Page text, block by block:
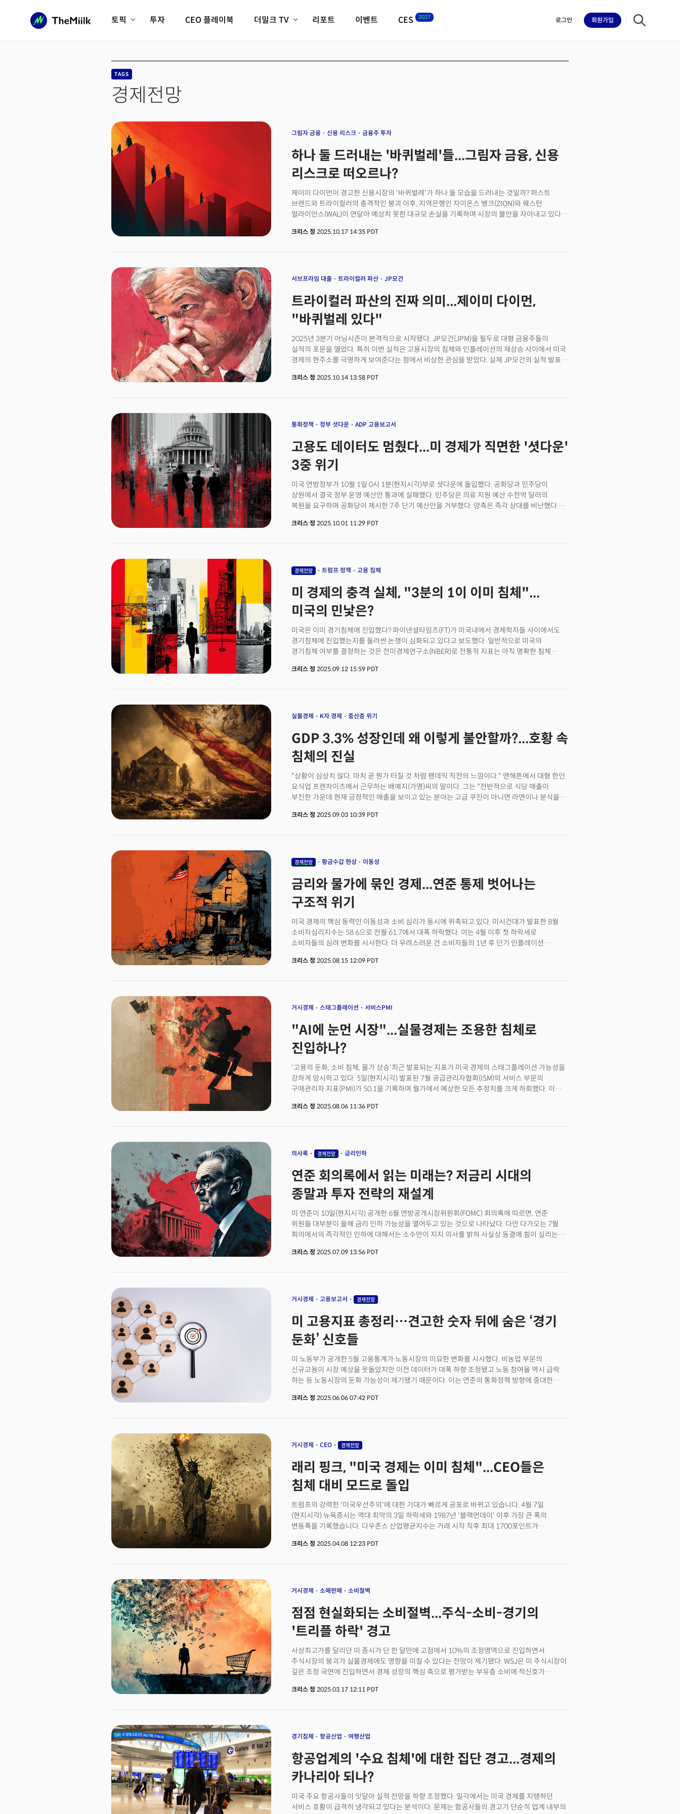
토픽
피지컬AI/로봇
AX비즈니스혁명
디지털자산
미래 교육/직업
전체 기사 보기
투자 CEO 플레이북 더밀크 TV
더밀크 아카데미
더웨이브/트렌드쇼
리포트 이벤트 CES 2027 로그인 회원가입
TAGS
경제전망
그림자 금융 신용 리스크 금융주 투자
하나 둘 드러내는 '바퀴벌레'들...그림자 금융, 신용
리스크로 떠오르나?
제이미 다이먼이 경고한 신용시장의 '바퀴벌레'가 하나 둘 모습을 드러내는 것일까? 퍼스트
브랜드와 트라이컬러의 충격적인 붕괴 이후, 지역은행인 자이온스 뱅크(ZION)와 웨스턴
얼라이언스(WAL)이 연달아 예상치 못한 대규모 손실을 기록하며 시장의 불안을 자아내고 있다.
못하는 것일까?"라는 의구심이 커지고 있다는 분석이다. 문제는 간단하지 않다. 미국 은행들의
취약점이 수면 아래에서 조용히 확대되고 있다.
크리스 정 2025.10.17 14:35 PDT
서브프라임 대출 트라이컬러 파산 JP모건
트라이컬러 파산의 진짜 의미...제이미 다이먼,
"바퀴벌레 있다"
2025년 3분기 어닝시즌이 본격적으로 시작됐다. JP모건(JPM)을 필두로 대형 금융주들이
실적의 포문을 열었다. 특히 이번 실적은 고용시장의 침체와 인플레이션의 재상승 사이에서 미국
경제의 현주소를 극명하게 보여준다는 점에서 비상한 관심을 받았다. 실제 JP모건의 실적 발표는
순이익은 144억 달러로 전년 대비 12% 증가했고, 주당순이익(EPS)은 5.07달러로 역시 시장
것들이 있다고 봐야 한다."며 모두가 경계해야 하는 상황임을 지적했다. 결국 강력한 실적에도
급락했다.다이먼이 말한 '바퀴벌레'는 서브프라임 자동차 대출업체 트라이컬러 홀딩스의
파산이었다. JP모건은 이 사건으로 1억7000만 달러의 손실을 떠안았다. 이는 3분기에 추가
적립한 8억1000만 달러 대손충당금 중 가장 큰 원인이었다. 결과적으로 충당금 규모는 시장
"특정 거시경제 변수의 업데이트"를 반영한 조치라고 설명했다.트라이컬러는 주로 히스패닉
커뮤니티를 대상으로 중고차 금융 서비스를 제공하던 핀테크 기반 대출 플랫폼이었다. 빠른
성장과 기술력을 내세우며 고성장을 이뤘지만 최근 수익성 악화와 연체율 급등, 유동성 고갈로
파산 보호를 신청했다. 차량 가격 상승과 보험료 및 이자 부담 증가, 실질 소득 정체가 맞물리면서
다른 사례들도 몇 개 더 봤다."고 밝히며 소비 신용 부문에 심각한 문제가 확대되고 있음을
크리스 정 2025.10.14 13:58 PDT
통화정책 정부 셧다운 ADP 고용보고서
고용도 데이터도 멈췄다...미 경제가 직면한 '셧다운'
3중 위기
미국 연방정부가 10월 1일 0시 1분(현지시각)부로 셧다운에 돌입했다. 공화당과 민주당이
상원에서 결국 정부 운영 예산안 통과에 실패했다. 민주당은 의료 지원 예산 수천억 달러의
복원을 요구하며 공화당이 제시한 7주 단기 예산안을 거부했다. 양측은 즉각 상대를 비난했다.
부통령은 "극좌 민주당 세력"을 셧다운의 원흉으로 지목했다. 반면 척 슈머 상원 민주당
하원 의원들은 다음 주까지 워싱턴 복귀 예정이 없어 협상 재개 시점도 불투명하다.이전의
있다는 점이다. 실제 트럼프 대통령은 화요일 "우리는 대규모 인력을 감축할 수 있다"고 직접
언급했고 행정관리예산국(OMB)은 각 부처에 "대통령 우선순위와 맞지 않고 별도 재원이 없는
직원 감원 계획"을 요청했다. 의회예산국(CBO)은 약 75만 명의 연방 공무원이 무급 휴직될
셧다운 중 대규모 해고는 불법이라고 주장하고 있지만 노동시장의 타격은 불가피할 것으로
관측된다.
크리스 정 2025.10.01 11:29 PDT
경제전망 트럼프 정책 고용 침체
미 경제의 충격 실체, "3분의 1이 이미 침체"...
미국의 민낯은?
미국은 이미 경기침체에 진입했다? 파이낸셜타임즈(FT)가 미국내에서 경제학자들 사이에서도
경기침체에 진입했는지를 둘러싼 논쟁이 심화되고 있다고 보도했다. 일반적으로 미국의
경기침체 여부를 결정하는 것은 전미경제연구소(NBER)로 전통적 지표는 아직 명확한 침체
확률을 제시한다는 분석이다. 무엇보다 미국 경제의 복잡성과 규모로 인해 침체라는 이분법적
수개월 이상 지속되는 경제활동의 상당한 감소"로 정의한다.올해 2분기 미국 GDP는 1분기 위축
확인하기 위해 활용하는 6개 핵심 지표 역시 5월 기준 대부분 전월 대비 위축세를 보였거나
위축에 근접했지만 아직 침체 선언 기준을 명확히 넘지는 않았다.그러나 캘리포니아대학
산타크루즈 캠퍼스의 파스칼 미샤야 경제학 교수는 NBER 접근법의 두 가지 핵심 결함을
가중치가 지나치게 낮다는 점이다. 둘째는 데이터 검증과 수정 과정을 거치면서 침체 선언이 실제
시작 시점보다 6개월에서 심하면 1년씩이나 늦어진다는 점이다.
크리스 정 2025.09.12 15:59 PDT
실물경제 K자 경제 중산층 위기
GDP 3.3% 성장인데 왜 이렇게 불안할까?...호황 속
침체의 진실
"상황이 심상치 않다. 마치 곧 뭔가 터질 것 처럼 팬데믹 직전의 느낌이다." 맨해튼에서 대형 한인
요식업 프랜차이즈에서 근무하는 배예지(가명)씨의 말이다. 그는 "전반적으로 식당 매출이
부진한 가운데 현재 긍정적인 매출을 보이고 있는 분야는 고급 쿠진이 아니면 라면이나 분식을
호황이지만 실제 체감은 정반대다. 2분기 GDP 성장률은 3.3%를 기록했고 S&P500은 2020년
작동하기 시작했다는 신호다.가장 큰 원인은 역시 고물가와 고금리로 소비자들이 지쳐가고
2021년부터 시작된 물가 상승은 미국인들에게 실질 임금의 삭감을 불러왔다. 지금은 2022년
이후 실질 임금이 5% 올랐지만 여전히 2020년 수준엔 못 미친다. 더 중요한 건 인플레이션이
경제 전반의 예측 가능성을 흔들었다는 점이다.과거엔 경기가 뜨거워져 인플레이션이 오면
내려왔는데도 경기침체는 오지 않았다. 이런 예외적 상황이 사람들을 더 불안하게 만들고 있다.
과연 이 불안한 금융시장과 명목 성장의 강세는 언제까지 이어질 수 있을까?
크리스 정 2025.09.03 10:39 PDT
경제전망 황금수갑 현상 이동성
금리와 물가에 묶인 경제...연준 통제 벗어나는
구조적 위기
미국 경제의 핵심 동력인 이동성과 소비 심리가 동시에 위축되고 있다. 미시건대가 발표한 8월
소비자심리지수는 58.6으로 전월 61.7에서 대폭 하락했다. 이는 4월 이후 첫 하락세로
소비자들의 심려 변화를 시사한다. 더 우려스러운 건 소비자들의 1년 후 단기 인플레이션
실업률 모두 향후 악화될 것으로 예상하고 있다"고 소비 심리 악화의 원인을 설명했다. 실제
최근까지 미국인의 이동률은 7.8%로 1948년 집계 시작 이후 최저치를 기록했다. 1950-60년대
분석에 따르면 주택시장의 경직성이 경제 전반의 움직임을 막고 있다는 주장이다. 2017년
뉴저지에서 3.6% 모기지로 집을 구입한 브랜든과 캐서린 리기 부부 사례가 이를 잘 보여준다.
당시엔 이들은 아들 하나뿐이어서 "5-7년 후 더 큰 집으로 이사할 계획"이었다.하지만 지금은 세
때문이다. 이런 '황금 수갑' 현상이 전국적으로 퍼지고 있다. 중위소득 가구의 주택구입 부담률이
수입의 39%까지 치솟으면서 거래 자체가 얼어붙었고 높은 금리와 주택가격은 이사 자체를
불가능하게 하고 있다.결국 필요한 사람이 적절한 집에 살지 못하는 미스매치가 심화되고 있다.
시카고 교외에 사는 밥 러파토 씨는 35년 전 자녀 둘과 함께 이사온 2400평방피트 집에 여전히
크리스 정 2025.08.15 12:09 PDT
거시경제 스태그플레이션 서비스PMI
"AI에 눈먼 시장"...실물경제는 조용한 침체로
진입하나?
'고용의 둔화, 소비 침체, 물가 상승'최근 발표되는 지표가 미국 경제의 스태그플레이션 가능성을
강하게 암시하고 있다. 5일(현지시각) 발표된 7월 공급관리자협회(ISM)의 서비스 부문의
구매관리자 지표(PMI)가 50.1을 기록하며 월가에서 예상한 모든 추정치를 크게 하회했다. 이는
50을 기준으로 그 이상이면 확장, 그 이하면 수축을 의미한다. 더 심각한 신호는 고용과 가격
상승이라는 이중고에 시달리고 있음을 시사했다. 실제 조사를 진행한 ISM 서비스업
인플레이션의 동력이 될 것"이라고 경고했다.
크리스 정 2025.08.06 11:36 PDT
의사록 경제전망 금리인하
연준 회의록에서 읽는 미래는? 저금리 시대의
종말과 투자 전략의 재설계
미 연준이 10일(현지시각) 공개한 6월 연방공개시장위원회(FOMC) 회의록에 따르면, 연준
위원들 대부분이 올해 금리 인하 가능성을 열어두고 있는 것으로 나타났다. 다만 다가오는 7월
회의에서의 즉각적인 인하에 대해서는 소수만이 지지 의사를 밝혀 사실상 동결에 힘이 실리는
인하하는 것이 적절할 것"이라고 평가해 여전히 연준의 금리 경로가 인하에 맞춰져 있음을
위원들 간의 엇갈린 견해 차이다. 회의록은 "소수의 참석자들은 관세가 일회성 가격 상승을
참석자들은 관세가 인플레이션에 더 지속적인 영향을 미칠 위험을 지적했다"고 기록했다.이는
연준 역시 트럼프 행정부의 정책이 경제 전반에 미칠 불확실성을 인정, 내부에서도 혼선을 겪고
있음을 시사한다. 실제 위원들은 관세의 "시기, 규모, 지속기간의 잠재적 영향에 대해 상당한
인플레이션 영향이 달라질 수 있다고 봤다.다만 연준은 트럼프 대통령이 관세유예를 통해 중국을
포함한 여러 무역 갈등을 완화했기 때문에 급격한 경기 둔화나 인플레이션 급등 같은 극단적
결과의 위험이 5월 회의 이후 감소했다고 평가했다.
크리스 정 2025.07.09 13:56 PDT
거시경제 고용보고서 경제전망
미 고용지표 총정리…견고한 숫자 뒤에 숨은 ‘경기
둔화’ 신호들
미 노동부가 공개한 5월 고용통계가 노동시장의 미묘한 변화를 시사했다. 비농업 부문의
신규고용이 시장 예상을 웃돌았지만 이전 데이터가 대폭 하향 조정됐고 노동 참여율 역시 급락
하는 등 노동시장의 둔화 가능성이 제기됐기 때문이다. 이는 연준의 통화정책 방향에 중대한
부문 고용은 13만 9000명 증가해 시장 예상치였던 12만 6000명을 상회했다. 실업률은 4.2%로
17만 5000명에서 10만 8000명으로 각각 수정됐다. 이는 견고해 보이는 5월의 고용지표와 달리
참여율의 급락이다. 노동 참여율은 62.4%로 전월 62.6%에서 0.2%포인트 하락, 노동력이 62만
5000명 감소했음을 시사했다. 이는 단순히 실업률 증가가 아닌 아예 구직 활동을 포기하거나
노동시장에서 이탈하는 인구가 늘어나고 있음을 보여준다.경제학자들은 이러한 현상을
사람들이 늘어나면서 공식 실업률에는 반영되지 않지만 실질적인 노동시장 여건은 악화되는
상황임을 시사한다.
크리스 정 2025.06.06 07:42 PDT
거시경제 CEO 경제전망
래리 핑크, "미국 경제는 이미 침체"...CEO들은
침체 대비 모드로 돌입
트럼프의 강력한 '미국우선주의'에 대한 기대가 빠르게 공포로 바뀌고 있습니다. 4월 7일
(현지시각) 뉴욕증시는 역대 최악의 3일 하락세와 1987년 '블랙먼데이' 이후 가장 큰 폭의
변동폭을 기록했습니다. 다우존스 산업평균지수는 거래 시작 직후 최대 1700포인트가
변동성이 미국에만 국한되지 않았다는 점입니다. 홍콩 항셍지수는 하루에만 13%가 폭락했고
경제의 '위대함'을 부르짖으며 월가 투자은행들이 춤을 추던 상황과는 180도로 바뀐 상황입니다.
전망하고 있습니다. 그만큼 트럼프 행정부의 관세정책은 폭력적이라고 할 수 있을 정도로
무자비합니다. 특히 세계 최대 자산운용사인 블랙록의 래리 핑크 CEO는 "미국이 이미
경기침체에 진입했다."는 충격적인 발언으로 시장의 불안감을 고조시키고 있습니다. 래리 핑크
답했다며 현 경제상황의 심각성을 강조했습니다. 핑크는 특히 "경제가 지금 이 순간에도
악화되고 있다"며 향후 수개월간 경제 둔화가 가속화될 것으로 전망했습니다. 실제 CNBC
설문조사에서도 비즈니스 리더의 69%가 경기침체가 임박했다고 응답했으며 절반 이상은 올해
안에 경기침체가 시작할 것으로 예상했습니다.
크리스 정 2025.04.08 12:23 PDT
거시경제 소매판매 소비절벽
점점 현실화되는 소비절벽...주식-소비-경기의
'트리플 하락' 경고
사상최고가를 달리던 미 증시가 단 한 달만에 고점에서 10%의 조정영역으로 진입하면서
주식시장의 붕괴가 실물경제에도 영향을 미칠 수 있다는 전망이 제기됐다. WSJ은 미 주식시장이
깊은 조정 국면에 진입하면서 경제 성장의 핵심 축으로 평가받는 부유층 소비에 적신호가
보였으나 트럼프 대통령의 관세 정책 이후 빠르게 하락하며 기술적 조정 국면에 진입했다. 연초
포인트 감소할 수 있다."고 추정했다. 이는 미 경제의 두 가지 핵심 동력인 '가계 소비'와 '기업의
크리스 정 2025.03.17 12:11 PDT
경기침체 항공산업 여행산업
항공업계의 '수요 침체'에 대한 집단 경고...경제의
카나리아 되나?
미국 주요 항공사들이 잇달아 실적 전망을 하향 조정했다. 일각에서는 미국 경제를 지탱하던
서비스 호황이 급격히 냉각되고 있다는 분석이다. 문제는 항공사들의 경고가 단순히 업계 내부의